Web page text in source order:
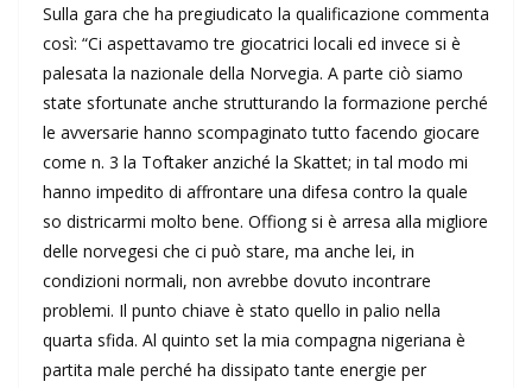
Sulla gara che ha pregiudicato la qualificazione commenta
così: “Ci aspettavamo tre giocatrici locali ed invece si è
palesata la nazionale della Norvegia. A parte ciò siamo
state sfortunate anche strutturando la formazione perché
le avversarie hanno scompaginato tutto facendo giocare
come n. 3 la Toftaker anziché la Skattet; in tal modo mi
hanno impedito di affrontare una difesa contro la quale
so districarmi molto bene. Offiong si è arresa alla migliore
delle norvegesi che ci può stare, ma anche lei, in
condizioni normali, non avrebbe dovuto incontrare
problemi. Il punto chiave è stato quello in palio nella
quarta sfida. Al quinto set la mia compagna nigeriana è
partita male perché ha dissipato tante energie per